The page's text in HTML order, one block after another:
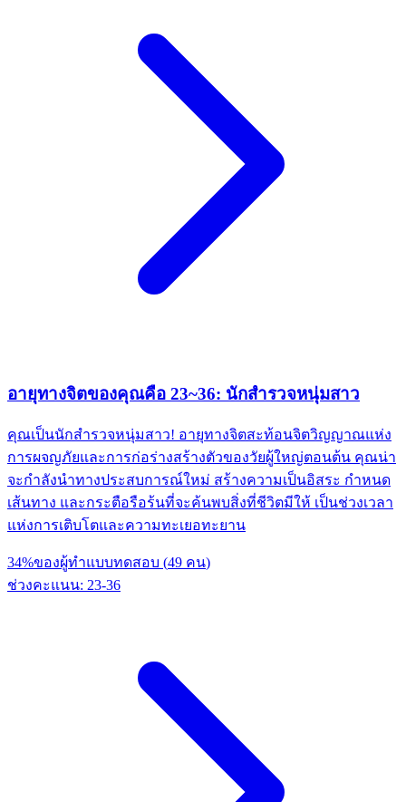
อายุทางจิตของคุณคือ 23~36: นักสำรวจหนุ่มสาว
คุณเป็นนักสำรวจหนุ่มสาว! อายุทางจิตสะท้อนจิตวิญญาณแห่ง
การผจญภัยและการก่อร่างสร้างตัวของวัยผู้ใหญ่ตอนต้น คุณน่า
จะกำลังนำทางประสบการณ์ใหม่ สร้างความเป็นอิสระ กำหนด
เส้นทาง และกระตือรือร้นที่จะค้นพบสิ่งที่ชีวิตมีให้ เป็นช่วงเวลา
แห่งการเติบโตและความทะเยอทะยาน
34%ของผู้ทำแบบทดสอบ (49 คน)
ช่วงคะแนน: 23-36